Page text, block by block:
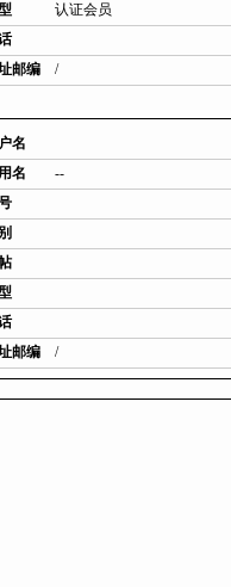
认证会员
邮编
/
名
名
--
邮编
/